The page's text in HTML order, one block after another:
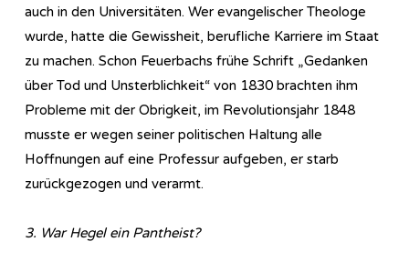
auch in den Universitäten. Wer evangelischer Theologe
wurde, hatte die Gewissheit, berufliche Karriere im Staat
zu machen. Schon Feuerbachs frühe Schrift „Gedanken
über Tod und Unsterblichkeit“ von 1830 brachten ihm
Probleme mit der Obrigkeit, im Revolutionsjahr 1848
musste er wegen seiner politischen Haltung alle
Hoffnungen auf eine Professur aufgeben, er starb
zurückgezogen und verarmt.
3. War Hegel ein Pantheist?